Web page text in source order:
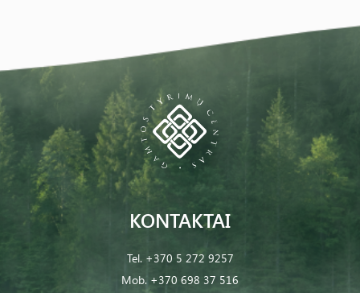
KONTAKTAI
Tel. +370 5 272 9257
Mob. +370 698 37 516